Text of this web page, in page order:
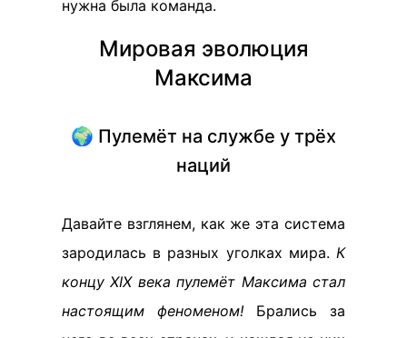
нужна была команда.
Мировая эволюция
Максима
🌍 Пулемёт на службе у трёх
наций
Давайте взглянем, как же эта система
зародилась в разных уголках мира. К
концу XIX века пулемёт Максима стал
настоящим феноменом! Брались за